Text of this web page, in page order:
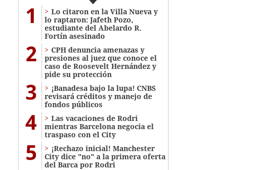
1
Lo citaron en la Villa Nueva y
lo raptaron: Jafeth Pozo,
estudiante del Abelardo R.
Fortín asesinado
2
CPH denuncia amenazas y
presiones al juez que conoce el
caso de Roosevelt Hernández y
pide su protección
3
¡Banadesa bajo la lupa! CNBS
revisará créditos y manejo de
fondos públicos
4
Las vacaciones de Rodri
mientras Barcelona negocia el
traspaso con el City
5
¡Rechazo inicial! Manchester
City dice "no" a la primera oferta
del Barca por Rodri